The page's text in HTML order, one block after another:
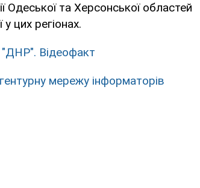
Одеської та Херсонської областей
у цих регіонах.
Відеофакт
мережу інформаторів